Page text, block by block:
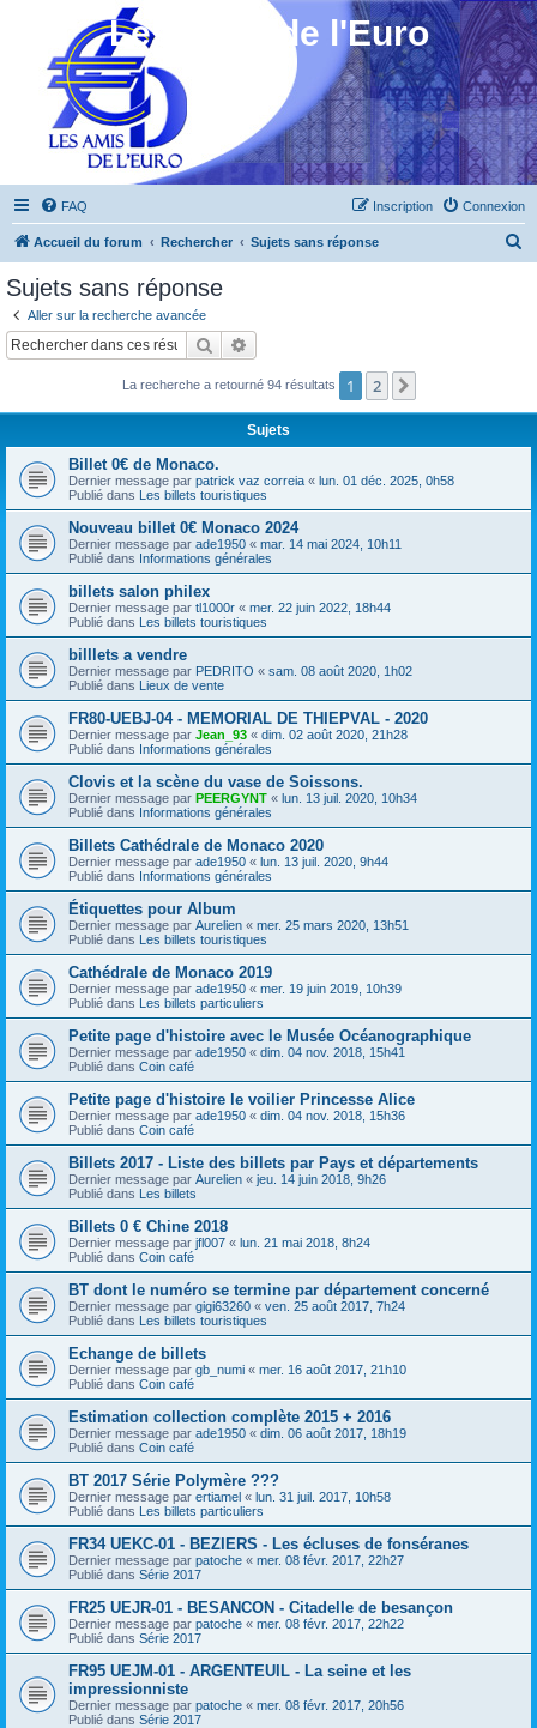
Les Amis de l'Euro
FAQ Connexion
Inscription
Accueil du forum Rechercher Sujets sans réponse
c
Sujets sans réponse
Aller sur la recherche avancée
Rechercher
La recherche a retourné 94 résultats 1 2
Sujets
Billet 0€ de Monaco.
Dernier message par patrick vaz correia « lun. 01 déc. 2025, 0h58
Publié dans Les billets touristiques
Nouveau billet 0€ Monaco 2024
Dernier message par ade1950 « mar. 14 mai 2024, 10h11
Publié dans Informations générales
billets salon philex
Dernier message par tl1000r « mer. 22 juin 2022, 18h44
Publié dans Les billets touristiques
billlets a vendre
Dernier message par PEDRITO « sam. 08 août 2020, 1h02
Publié dans Lieux de vente
FR80-UEBJ-04 - MEMORIAL DE THIEPVAL - 2020
Dernier message par Jean_93 « dim. 02 août 2020, 21h28
Publié dans Informations générales
Clovis et la scène du vase de Soissons.
Dernier message par PEERGYNT « lun. 13 juil. 2020, 10h34
Publié dans Informations générales
Billets Cathédrale de Monaco 2020
Dernier message par ade1950 « lun. 13 juil. 2020, 9h44
Publié dans Informations générales
Étiquettes pour Album
Dernier message par Aurelien « mer. 25 mars 2020, 13h51
Publié dans Les billets touristiques
Cathédrale de Monaco 2019
Dernier message par ade1950 « mer. 19 juin 2019, 10h39
Publié dans Les billets particuliers
Petite page d'histoire avec le Musée Océanographique
Dernier message par ade1950 « dim. 04 nov. 2018, 15h41
Publié dans Coin café
Petite page d'histoire le voilier Princesse Alice
Dernier message par ade1950 « dim. 04 nov. 2018, 15h36
Publié dans Coin café
Billets 2017 - Liste des billets par Pays et départements
Dernier message par Aurelien « jeu. 14 juin 2018, 9h26
Publié dans Les billets
Billets 0 € Chine 2018
Dernier message par jfl007 « lun. 21 mai 2018, 8h24
Publié dans Coin café
BT dont le numéro se termine par département concerné
Dernier message par gigi63260 « ven. 25 août 2017, 7h24
Publié dans Les billets touristiques
Echange de billets
Dernier message par gb_numi « mer. 16 août 2017, 21h10
Publié dans Coin café
Estimation collection complète 2015 + 2016
Dernier message par ade1950 « dim. 06 août 2017, 18h19
Publié dans Coin café
BT 2017 Série Polymère ???
Dernier message par ertiamel « lun. 31 juil. 2017, 10h58
Publié dans Les billets particuliers
FR34 UEKC-01 - BEZIERS - Les écluses de fonséranes
Dernier message par patoche « mer. 08 févr. 2017, 22h27
Publié dans Série 2017
FR25 UEJR-01 - BESANCON - Citadelle de besançon
Dernier message par patoche « mer. 08 févr. 2017, 22h22
Publié dans Série 2017
FR95 UEJM-01 - ARGENTEUIL - La seine et les
impressionniste
Dernier message par patoche « mer. 08 févr. 2017, 20h56
Publié dans Série 2017